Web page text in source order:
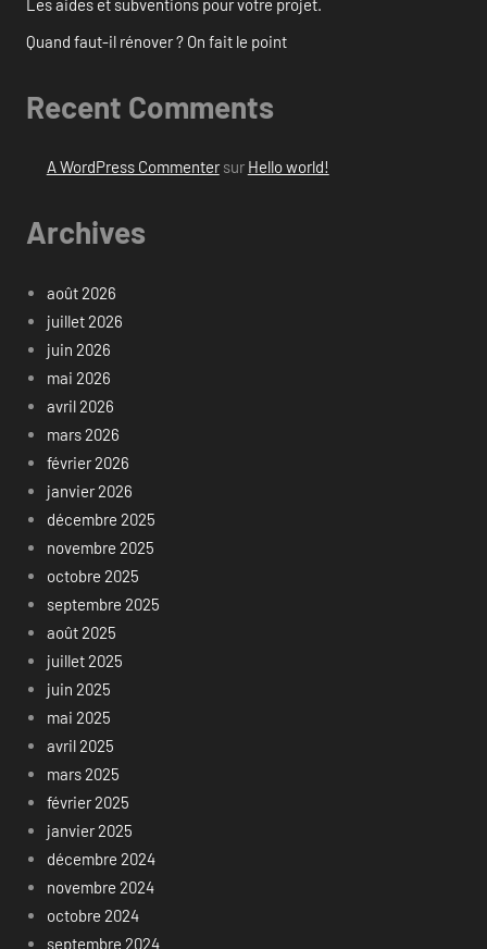
Les aides et subventions pour votre projet.
Quand faut-il rénover ? On fait le point
Recent Comments
A WordPress Commentersur Hello world!
Archives
août 2026
juillet 2026
juin 2026
mai 2026
avril 2026
mars 2026
février 2026
janvier 2026
décembre 2025
novembre 2025
octobre 2025
septembre 2025
août 2025
juillet 2025
juin 2025
mai 2025
avril 2025
mars 2025
février 2025
janvier 2025
décembre 2024
novembre 2024
octobre 2024
septembre 2024